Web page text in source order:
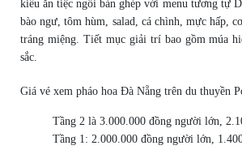
kiểu ăn tiệc ngồi bàn ghép với menu tương tự
bào ngư, tôm hùm, salad, cá chình, mực hấp,
tráng miệng. Tiết mục giải trí bao gồm múa
sắc.
Giá vé xem pháo hoa Đà Nẵng trên du thuyền
Tầng 2 là 3.000.000 đồng người lớn,
Tầng 1: 2.000.000 đồng người lớn,